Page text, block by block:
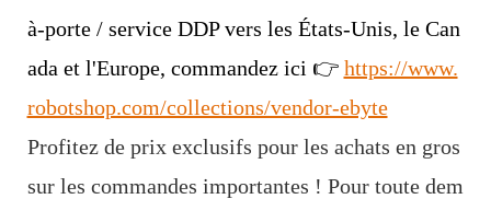
à-porte / service DDP vers les États-Unis, le Can
ada et l'Europe, commandez ici 👉 https://www.
robotshop.com/collections/vendor-ebyte
Profitez de prix exclusifs pour les achats en gros
sur les commandes importantes ! Pour toute dem